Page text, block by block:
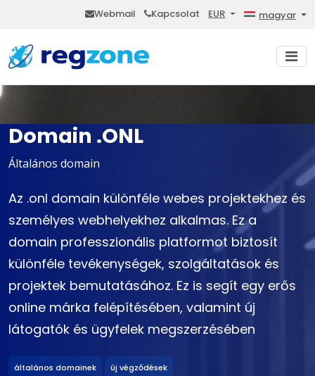
Webmail Kapcsolat EUR magyar
Domain .ONL
Általános domain
Az .onl domain különféle webes projektekhez és
személyes webhelyekhez alkalmas. Ez a
domain professzionális platformot biztosít
különféle tevékenységek, szolgáltatások és
projektek bemutatásához. Ez is segít egy erős
online márka felépítésében, valamint új
látogatók és ügyfelek megszerzésében
általános domainek új végződések